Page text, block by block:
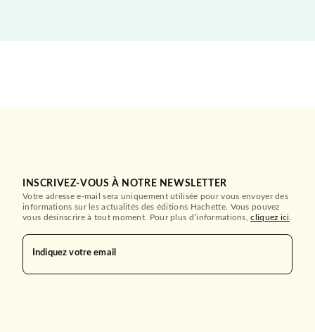
INSCRIVEZ-VOUS À NOTRE NEWSLETTER
Votre adresse e-mail sera uniquement utilisée pour vous envoyer des
informations sur les actualités des éditions Hachette. Vous pouvez
vous désinscrire à tout moment. Pour plus d’informations,cliquez ici
Indiquez votre email